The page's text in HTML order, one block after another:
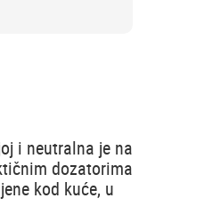
i neutralna je na
dozatorima
kod kuće, u